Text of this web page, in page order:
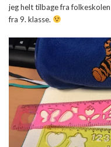
jeg helt tilbage fra
fra 9. klasse.